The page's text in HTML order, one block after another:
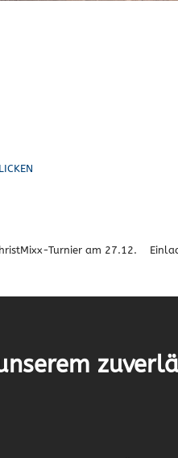
Turnier am 27.12.